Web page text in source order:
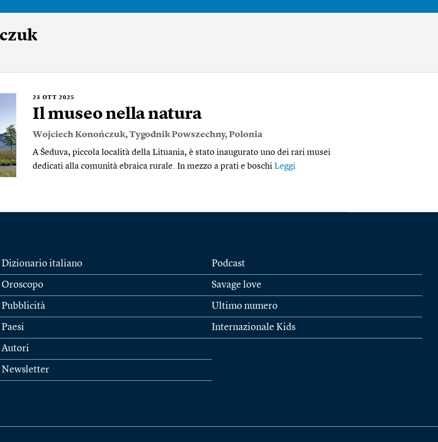
23 OTT 2025
Il museo nella natura
Wojciech Konończuk,Tygodnik Powszechny,Polonia
A Šeduva, piccola località della Lituania, è stato inaugurato uno dei rari musei
dedicati alla comunità ebraica rurale. In mezzo a prati e boschi Leggi
Dizionario italiano
Oroscopo
Pubblicità
Paesi
Autori
Newsletter
Podcast
Savage love
Ultimo numero
Internazionale Kids